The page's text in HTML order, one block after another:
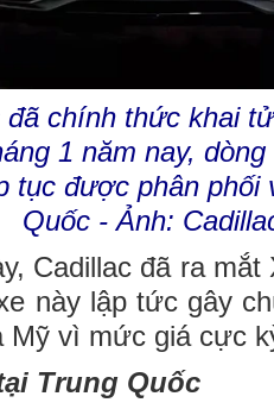
chính thức khai
1 năm nay,
tục được phân phối
Quốc - Ảnh:
Cadillac đã ra
này lập tức gây
Mỹ vì mức giá cực
Trung Quốc